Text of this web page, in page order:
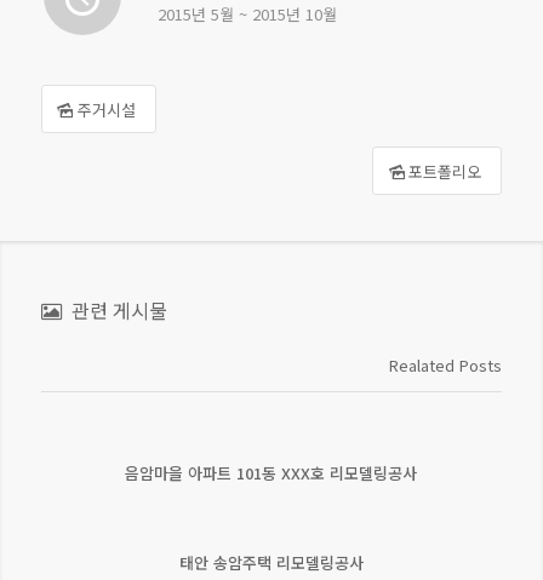
2015년 5월 ~ 2015년 10월
주거시설
포트폴리오
관련 게시물
Realated Posts
음암마을 아파트 101동 XXX호 리모델링공사
태안 송암주택 리모델링공사